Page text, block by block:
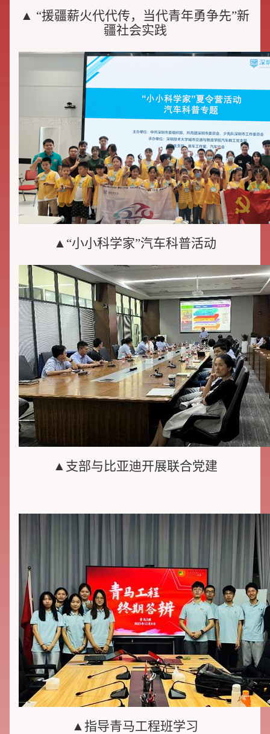
▲ “援疆薪火代代传，当代青年勇争先”新
疆社会实践
▲“小小科学家”汽车科普活动
▲支部与比亚迪开展联合党建
▲指导青马工程班学习